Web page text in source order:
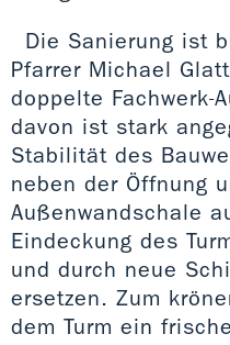
Die Sanierung ist
Pfarrer Michael
doppelte Fachwerk-
davon ist stark
Stabilität des
neben der Öffnung
Außenwandschale
Eindeckung des
und durch neue
ersetzen. Zum
dem Turm ein